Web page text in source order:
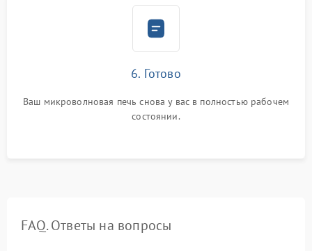
6. Готово
Ваш микроволновая печь снова у вас в полностью рабочем
состоянии.
FAQ. Ответы на вопросы